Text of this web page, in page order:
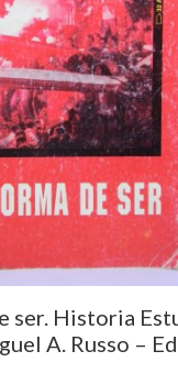
ser. Historia
A. Russo –